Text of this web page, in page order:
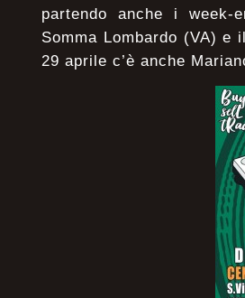
partendo anche i
Somma Lombardo (VA)
29 aprile c’è anche